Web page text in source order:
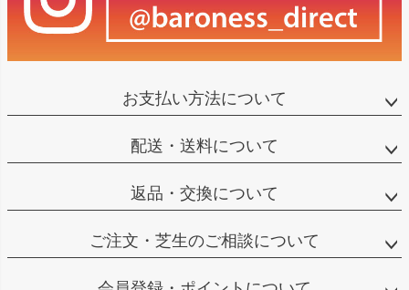
お支払い方法について
配送・送料について
返品・交換について
ご注文・芝生のご相談について